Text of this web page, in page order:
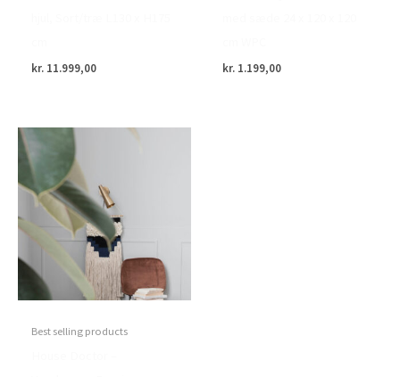
kr. 11.999,00 kr. 1.199,00
Best selling products